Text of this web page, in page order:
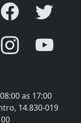
08:00 as 17:00
14.830-019